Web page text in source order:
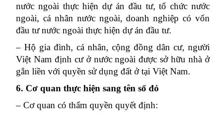
nước ngoài thực hiện dự án đầu tư, tổ chức nước
ngoài, cá nhân nước ngoài, doanh nghiệp có vốn
đầu tư nước ngoài thực hiện dự án đầu tư.
– Hộ gia đình, cá nhân, cộng đồng dân cư, người
Việt Nam định cư ở nước ngoài được sở hữu nhà ở
gắn liền với quyền sử dụng đất ở tại Việt Nam.
6. Cơ quan thực hiện sang tên sổ đỏ
– Cơ quan có thẩm quyền quyết định: